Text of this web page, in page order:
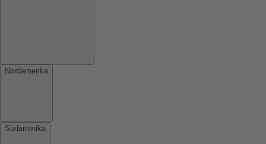
Nordamerika
Südamerika